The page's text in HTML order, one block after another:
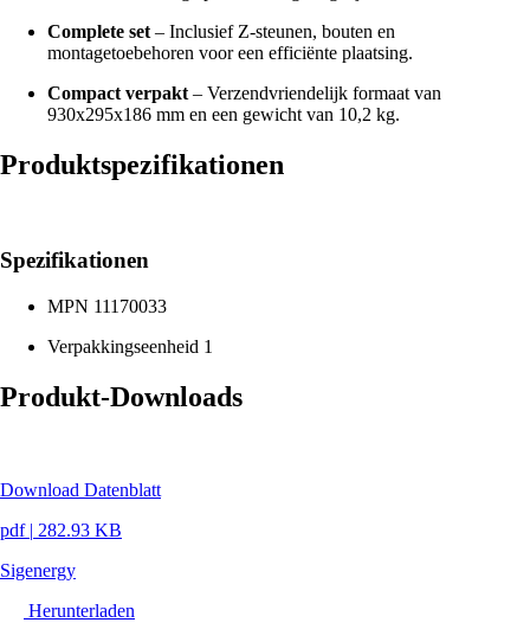
Complete set – Inclusief Z-steunen, bouten en
montagetoebehoren voor een efficiënte plaatsing.
Compact verpakt – Verzendvriendelijk formaat van
930x295x186 mm en een gewicht van 10,2 kg.
Produktspezifikationen
Spezifikationen
MPN 11170033
Verpakkingseenheid 1
Produkt-Downloads
Download Datenblatt
pdf | 282.93 KB
Sigenergy
Herunterladen